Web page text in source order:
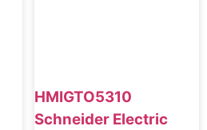
HMIGTO5310
Schneider Electric